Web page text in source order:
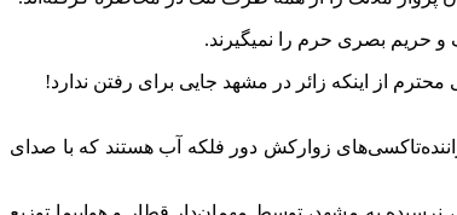
حریم بصری حرم را نمیگیرند.
از اینکه زائر در مشهد جایی برای رفتن ندارد!
زوارکش دور فلکه آب هستند که با صدای